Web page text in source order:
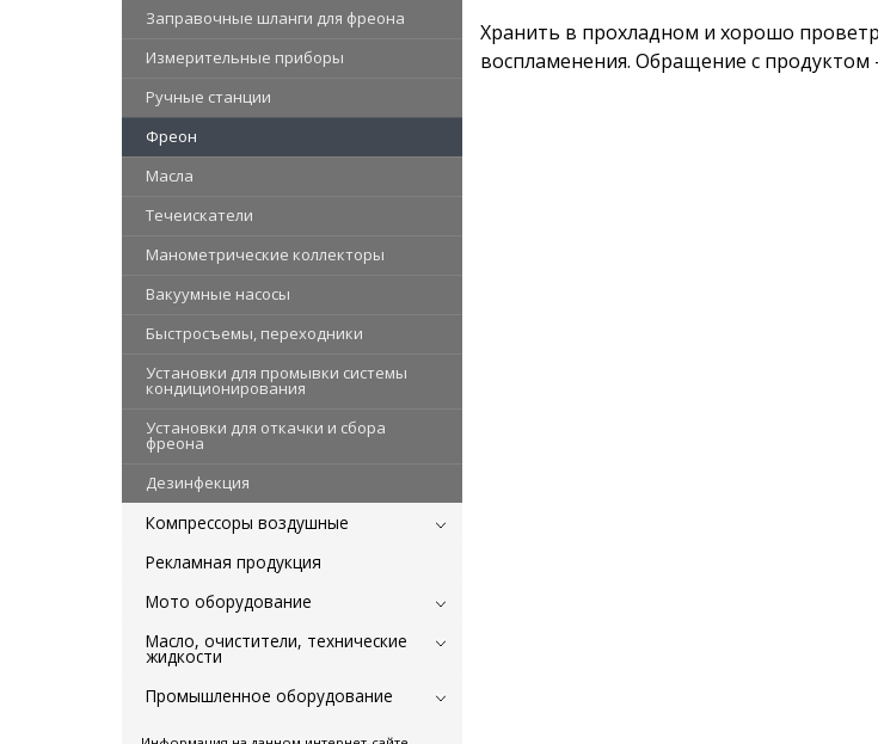
Заправочные шланги для фреона
Измерительные приборы
Ручные станции
Фреон
Масла
Течеискатели
Манометрические коллекторы
Вакуумные насосы
Быстросъемы, переходники
Установки для промывки системы
кондиционирования
Установки для откачки и сбора
фреона
Дезинфекция
Компрессоры воздушные
Рекламная продукция
Мото оборудование
Масло, очистители, технические
жидкости
Промышленное оборудование
Хранить в прохладном и хорошо
воспламенения. Обращение с